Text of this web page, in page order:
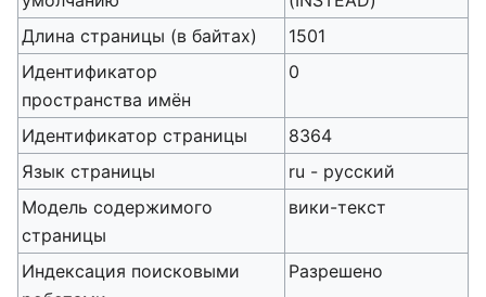
Длина страницы (в байтах)
1501
Идентификатор
пространства имён
0
Идентификатор страницы
8364
Язык страницы
ru - русский
Модель содержимого
страницы
вики-текст
Индексация поисковыми
Разрешено